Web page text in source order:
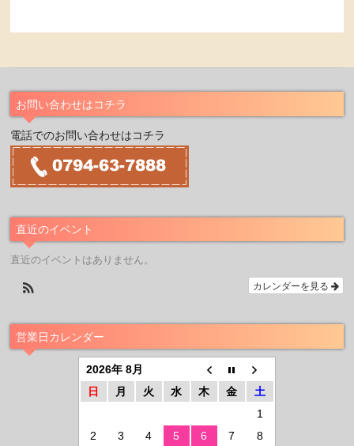
お問い合わせはコチラ
電話でのお問い合わせはコチラ
直近のイベント
直近のイベントはありません。
カレンダーを見る
営業日カレンダー
2026年 8月
日
月 火 水 木 金
土
1
2
3 4 5 6 7
8